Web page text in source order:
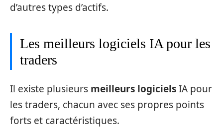
d’autres types d’actifs.
Les meilleurs logiciels IA pour les
traders
Il existe plusieurs meilleurs logicielsIA pour
les traders, chacun avec ses propres points
forts et caractéristiques.